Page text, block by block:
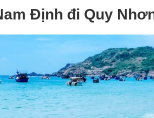
Định đi Quy